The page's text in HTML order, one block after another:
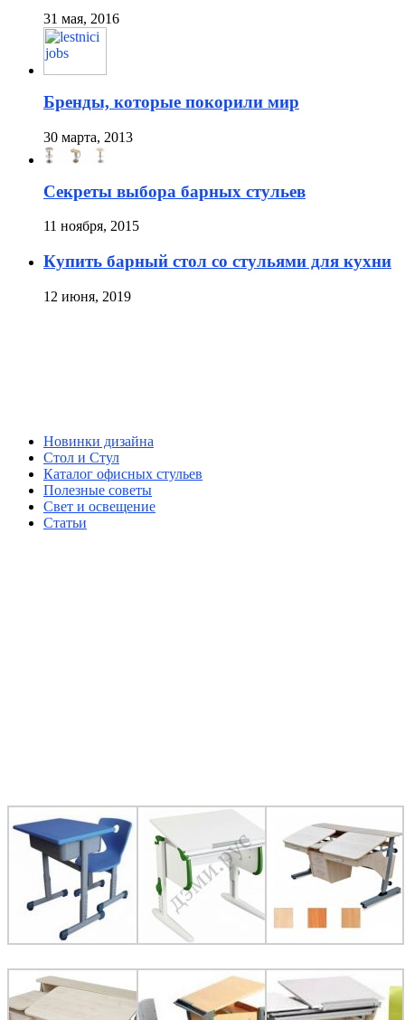
31 мая, 2016
Бренды, которые покорили мир
30 марта, 2013
Секреты выбора барных стульев
11 ноября, 2015
Купить барный стол со стульями для кухни
12 июня, 2019
Новинки дизайна
Стол и Стул
Каталог офисных стульев
Полезные советы
Свет и освещение
Статьи